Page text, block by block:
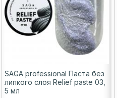
SAGA professional Паста без
липкого слоя Relief paste 03,
5 мл